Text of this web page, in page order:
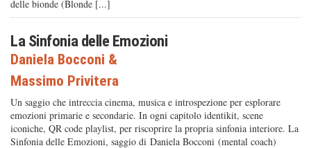
delle bionde (Blonde [...]
La Sinfonia delle Emozioni
Daniela Bocconi &
Massimo Privitera
Un saggio che intreccia cinema, musica e introspezione per esplorare
emozioni primarie e secondarie. In ogni capitolo identikit, scene
iconiche, QR code playlist, per riscoprire la propria sinfonia interiore. La
Sinfonia delle Emozioni, saggio di Daniela Bocconi (mental coach)